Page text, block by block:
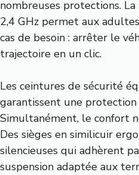
nombreuses protections.
2,4 GHz permet aux
cas de besoin : arrêter le
trajectoire en un clic.
Les ceintures de sécurité
garantissent une
Simultanément, le confort
Des sièges en similicuir
silencieuses qui adhèrent
suspension adaptée aux